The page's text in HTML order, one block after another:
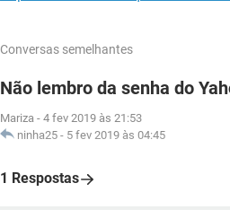
Conversas semelhantes
Não lembro da senha do
Mariza - 4 fev 2019 às 21:53
ninha25 - 5 fev 2019 às 04:45
1 Respostas